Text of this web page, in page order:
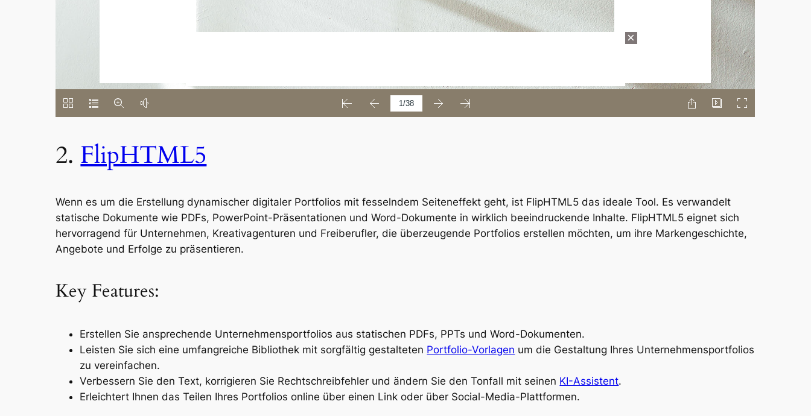
2.FlipHTML5
Wenn es um die Erstellung dynamischer digitaler Portfolios mit fesselndem Seiteneffekt geht, ist FlipHTML5 das ideale Tool. Es verwandelt
statische Dokumente wie PDFs, PowerPoint-Präsentationen und Word-Dokumente in wirklich beeindruckende Inhalte. FlipHTML5 eignet sich
hervorragend für Unternehmen, Kreativagenturen und Freiberufler, die überzeugende Portfolios erstellen möchten, um ihre Markengeschichte,
Angebote und Erfolge zu präsentieren.
Key Features:
Erstellen Sie ansprechende Unternehmensportfolios aus statischen PDFs, PPTs und Word-Dokumenten.
Leisten Sie sich eine umfangreiche Bibliothek mit sorgfältig gestalteten Portfolio-Vorlagen um die Gestaltung Ihres Unternehmensportfolios
zu vereinfachen.
Verbessern Sie den Text, korrigieren Sie Rechtschreibfehler und ändern Sie den Tonfall mit seinen KI-Assistent.
Erleichtert Ihnen das Teilen Ihres Portfolios online über einen Link oder über Social-Media-Plattformen.